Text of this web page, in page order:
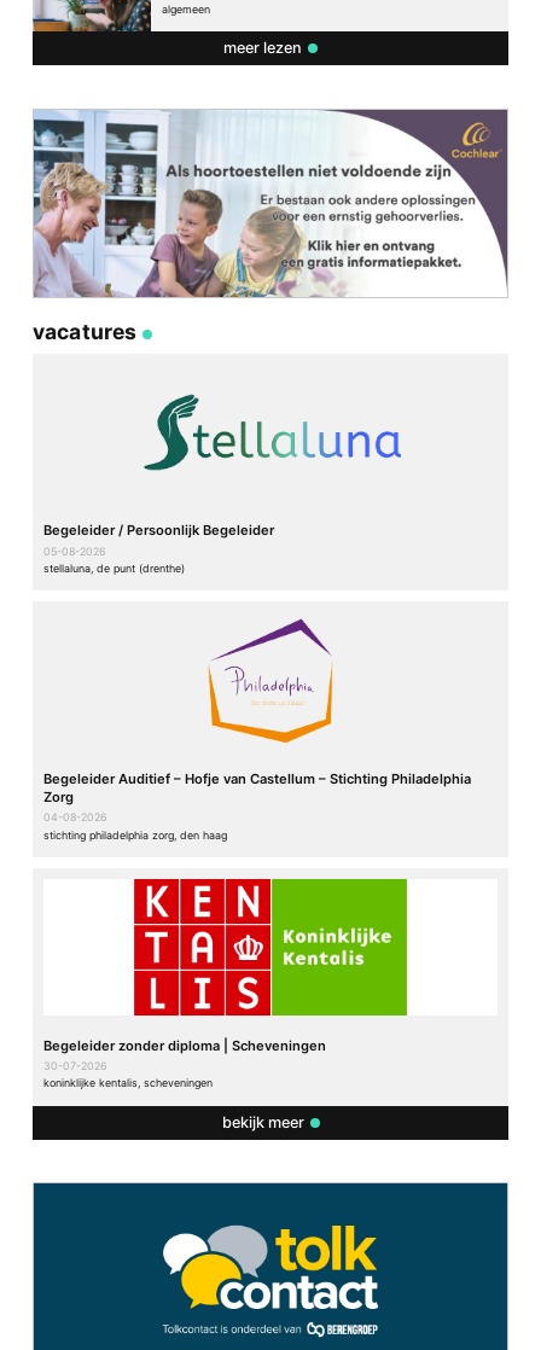
algemeen
meer lezen
vacatures
Begeleider / Persoonlijk Begeleider
05-08-2026
stellaluna, de punt (drenthe)
Begeleider Auditief – Hofje van Castellum – Stichting Philadelphia
Zorg
04-08-2026
stichting philadelphia zorg, den haag
Begeleider zonder diploma | Scheveningen
30-07-2026
koninklijke kentalis, scheveningen
bekijk meer